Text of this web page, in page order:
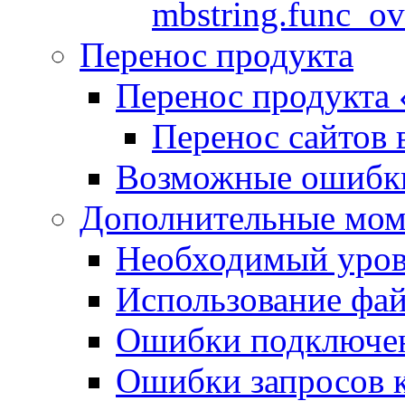
Перенос продукта
Перенос продукта
Перенос сайтов
Возможные
Дополнительные
Необходимый
Использование
Ошибки
Ошибки запросов